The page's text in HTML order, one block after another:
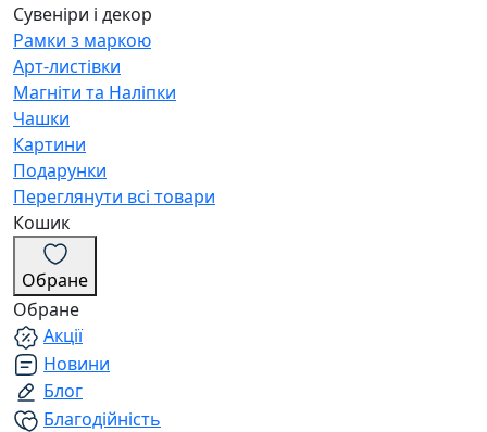
Сувеніри і декор
Рамки з маркою
Арт-листівки
Магніти та Наліпки
Чашки
Картини
Подарунки
Переглянути всі товари
Кошик
Обране
Обране
Акції
Новини
Блог
Благодійність